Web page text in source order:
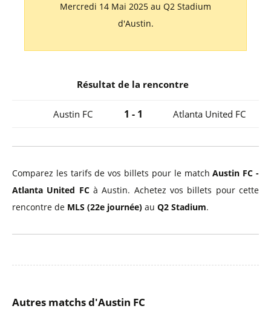
Mercredi 14 Mai 2025 au Q2 Stadium
d'Austin.
Résultat de la rencontre
Austin FC 1 - 1 Atlanta United FC
Comparez les tarifs de vos billets pour le matchAustin FC -
Atlanta United FCà Austin. Achetez vos billets pour cette
rencontre de MLS (22e journée) au Q2 Stadium.
Autres matchs d'Austin FC